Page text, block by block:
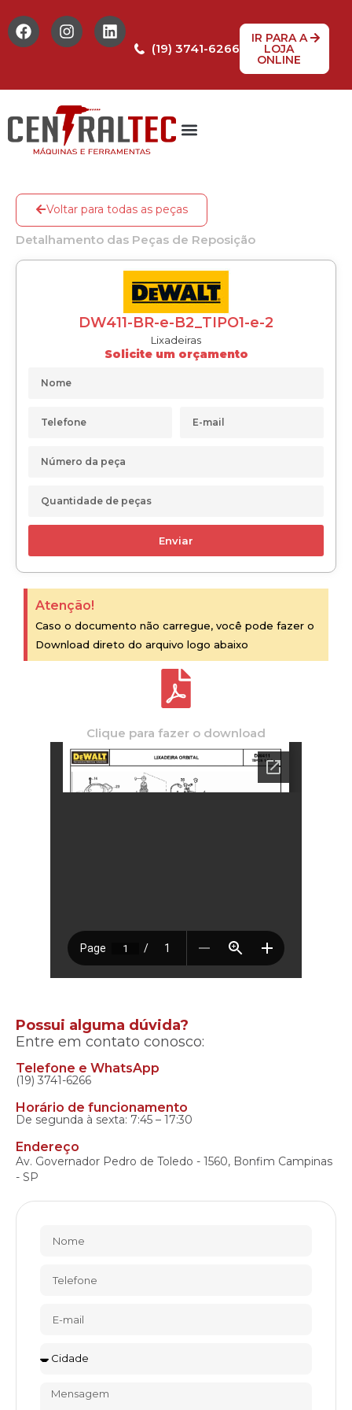
(19) 3741-6266
IR PARA A
LOJA
ONLINE
Voltar para todas as peças
Detalhamento das Peças de Reposição
DW411-BR-e-B2_TIPO1-e-2
Lixadeiras
Solicite um orçamento
Enviar
Atenção!
Caso o documento não carregue, você pode fazer o
Download direto do arquivo logo abaixo
Clique para fazer o download
Possui alguma dúvida?
Entre em contato conosco:
Telefone e WhatsApp
(19) 3741-6266
Horário de funcionamento
De segunda à sexta: 7:45 – 17:30
Endereço
Av. Governador Pedro de Toledo - 1560, Bonfim Campinas
- SP